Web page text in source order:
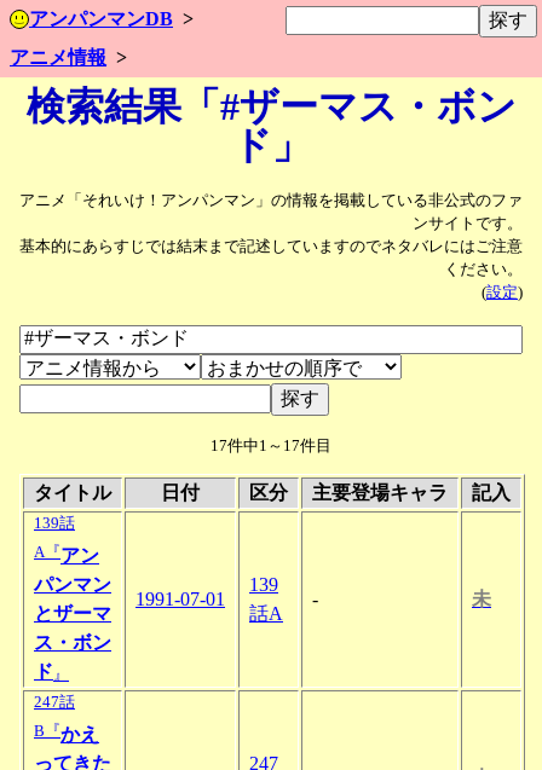
アンパンマンDB
アニメ情報
検索結果「#ザーマス・ボン
ド」
アニメ「それいけ！アンパンマン」の情報を掲載している非公式のファ
ンサイトです。
基本的にあらすじでは結末まで記述していますのでネタバレにはご注意
ください。
(設定)
17件中1～17件目
タイトル 日付 区分 主要登場キャラ 記入
139話
A『アン
パンマン
とザーマ
ス・ボン
ド 』
1991-07-01
139
話A
- 未
247話
B『かえ
ってきた
247